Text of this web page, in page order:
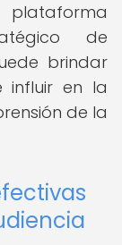
de
brindar
influir en la
de la